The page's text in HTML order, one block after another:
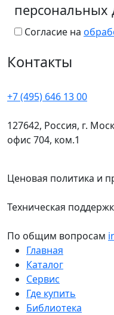
персональных
Согласие на
Контакты
+7 (495) 646 13 00
127642, Россия, г.
офис 704, ком.1
Ценовая политика и
Техническая
По общим вопросам
Главная
Каталог
Сервис
Где купить
Библиотека